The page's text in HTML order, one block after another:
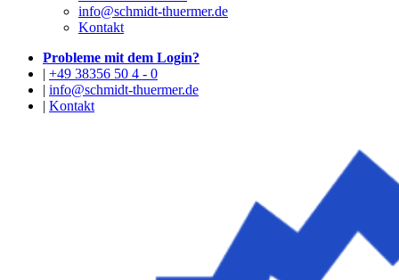
info@schmidt-thuermer.de
Kontakt
Probleme mit dem Login?
| +49 38356 50 4 - 0
| info@schmidt-thuermer.de
| Kontakt